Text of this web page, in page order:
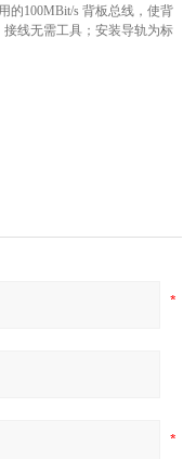
的100MBit/s 背板总线，使背
线无需工具；安装导轨为标